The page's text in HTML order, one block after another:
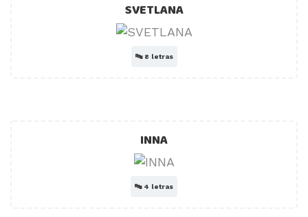
SVETLANA
🔤 8 letras
INNA
🔤 4 letras